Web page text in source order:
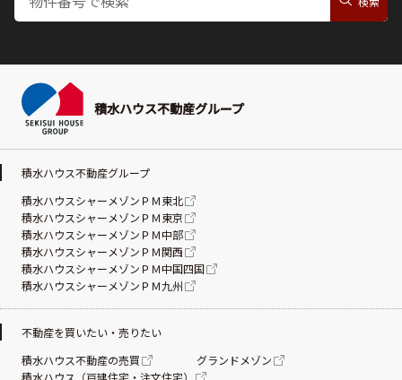
積水ハウス不動産グループ
積水ハウス不動産グループ
積水ハウスシャーメゾンＰＭ東北
積水ハウスシャーメゾンＰＭ東京
積水ハウスシャーメゾンＰＭ中部
積水ハウスシャーメゾンＰＭ関西
積水ハウスシャーメゾンＰＭ中国四国
積水ハウスシャーメゾンＰＭ九州
不動産を買いたい・売りたい
積水ハウス不動産の売買
グランドメゾン
積水ハウス（戸建住宅・注文住宅）